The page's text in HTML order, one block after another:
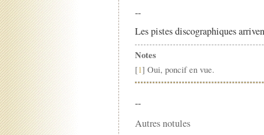
--
Les pistes discographiques
Notes
[1] Oui, poncif en vue.
--
Autres notules